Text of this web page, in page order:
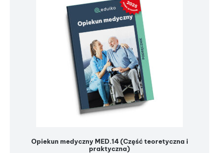
Opiekun medyczny MED.14 (Część teoretyczna i
praktyczna)